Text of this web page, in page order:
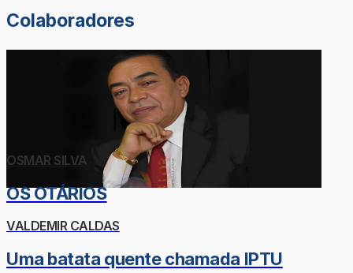
Colaboradores
OSMAR SILVA
OS OTÁRIOS
VALDEMIR CALDAS
Uma batata quente chamada IPTU